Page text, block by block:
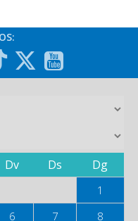
Dv Ds Dg
1
6 7
8